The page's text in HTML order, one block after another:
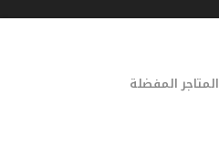
المتاجر المفضلة